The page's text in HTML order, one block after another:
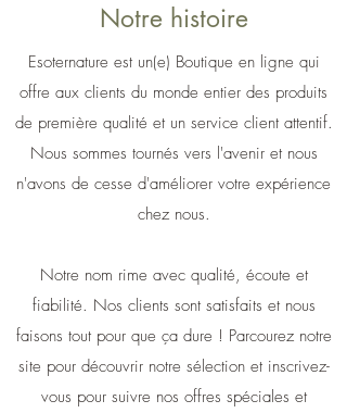
Notre histoire
Esoternature est un(e) Boutique en ligne qui
offre aux clients du monde entier des produits
de première qualité et un service client attentif.
Nous sommes tournés vers l'avenir et nous
n'avons de cesse d'améliorer votre expérience
chez nous.
Notre nom rime avec qualité, écoute et
fiabilité. Nos clients sont satisfaits et nous
faisons tout pour que ça dure ! Parcourez notre
site pour découvrir notre sélection et inscrivez-
vous pour suivre nos offres spéciales et